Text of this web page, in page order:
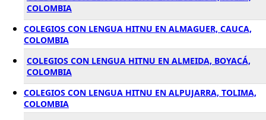
COLOMBIA
COLEGIOS CON LENGUA HITNU EN ALMAGUER, CAUCA,
COLOMBIA
COLEGIOS CON LENGUA HITNU EN ALMEIDA, BOYACÁ,
COLOMBIA
COLEGIOS CON LENGUA HITNU EN ALPUJARRA, TOLIMA,
COLOMBIA